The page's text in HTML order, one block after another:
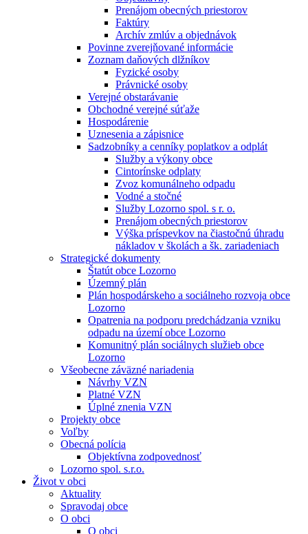
Prenájom obecných priestorov
Faktúry
Archív zmlúv a objednávok
Povinne zverejňované informácie
Zoznam daňových dlžníkov
Fyzické osoby
Právnické osoby
Verejné obstarávanie
Obchodné verejné súťaže
Hospodárenie
Uznesenia a zápisnice
Sadzobníky a cenníky poplatkov a odplát
Služby a výkony obce
Cintorínske odplaty
Zvoz komunálneho odpadu
Vodné a stočné
Služby Lozorno spol. s r. o.
Prenájom obecných priestorov
Výška príspevkov na čiastočnú úhradu
nákladov v školách a šk. zariadeniach
Strategické dokumenty
Štatút obce Lozorno
Územný plán
Plán hospodárskeho a sociálneho rozvoja obce
Lozorno
Opatrenia na podporu predchádzania vzniku
odpadu na území obce Lozorno
Komunitný plán sociálnych služieb obce
Lozorno
Všeobecne záväzné nariadenia
Návrhy VZN
Platné VZN
Úplné znenia VZN
Projekty obce
Voľby
Obecná polícia
Objektívna zodpovednosť
Lozorno spol. s.r.o.
Život v obci
Aktuality
Spravodaj obce
O obci
O obci